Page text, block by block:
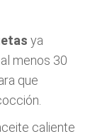
ya
menos 30
que
caliente